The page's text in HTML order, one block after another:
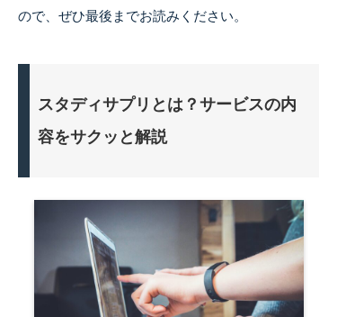
ので、ぜひ最後までお読みください。
スタディサプリとは？サービスの内
容をサクッと解説